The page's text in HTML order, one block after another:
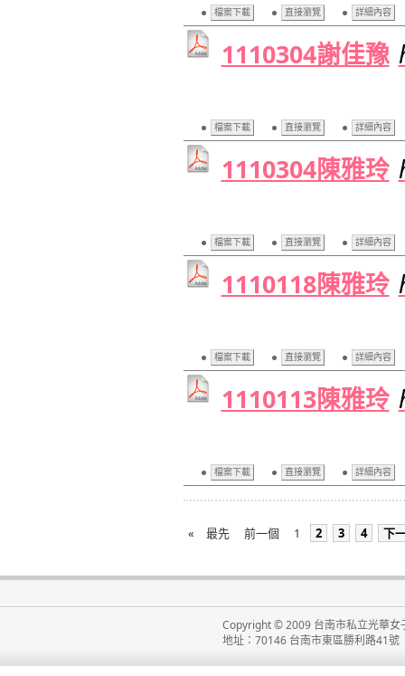
檔案下載 直接瀏覽 詳細內容
1110304謝佳豫
檔案下載 直接瀏覽 詳細內容
1110304陳雅玲
檔案下載 直接瀏覽 詳細內容
1110118陳雅玲
檔案下載 直接瀏覽 詳細內容
1110113陳雅玲
檔案下載 直接瀏覽 詳細內容
« 最先 前一個 1 2 3 4 下
Copyright © 2009 台南市私立光華
地址：70146 台南市東區勝利路41